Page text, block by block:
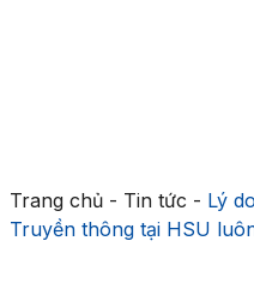
Trang chủ- Tin tức - Lý
Truyền thông tại HSU